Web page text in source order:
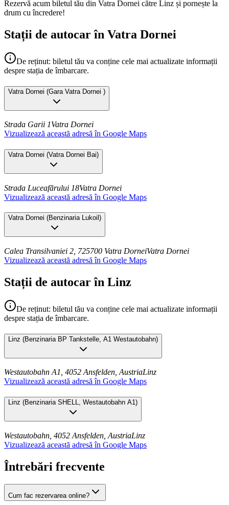
Rezervă acum biletul tău din Vatra Dornei către Linz și pornește la
drum cu încredere!
Stații de autocar în Vatra Dornei
De reținut: biletul tău va conține cele mai actualizate informații
despre stația de îmbarcare.
Vatra Dornei (Gara Vatra Dornei )
Strada Garii 1Vatra Dornei
Vizualizează această adresă în Google Maps
Vatra Dornei (Vatra Dornei Bai)
Strada Luceafărului 18Vatra Dornei
Vizualizează această adresă în Google Maps
Vatra Dornei (Benzinaria Lukoil )
Calea Transilvaniei 2, 725700 Vatra DorneiVatra Dornei
Vizualizează această adresă în Google Maps
Stații de autocar în Linz
De reținut: biletul tău va conține cele mai actualizate informații
despre stația de îmbarcare.
Linz (Benzinaria BP Tankstelle, A1 Westautobahn)
Westautobahn A1, 4052 Ansfelden, AustriaLinz
Vizualizează această adresă în Google Maps
Linz (Benzinaria SHELL, Westautobahn A1)
Westautobahn, 4052 Ansfelden, AustriaLinz
Vizualizează această adresă în Google Maps
Întrebări frecvente
Cum fac rezervarea online?